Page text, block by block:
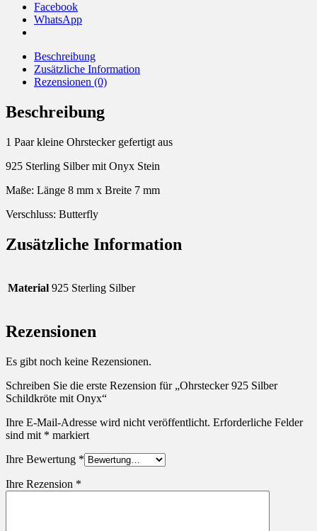
Menge
Facebook
WhatsApp
Beschreibung
Zusätzliche Information
Rezensionen (0)
Beschreibung
1 Paar kleine Ohrstecker gefertigt aus
925 Sterling Silber mit Onyx Stein
Maße: Länge 8 mm x Breite 7 mm
Verschluss: Butterfly
Zusätzliche Information
Material 925 Sterling Silber
Rezensionen
Es gibt noch keine Rezensionen.
Schreiben Sie die erste Rezension für „Ohrstecker 925 Silber
Schildkröte mit Onyx“
Ihre E-Mail-Adresse wird nicht veröffentlicht. Erforderliche Felder
sind mit * markiert
Ihre Bewertung *
Ihre Rezension *